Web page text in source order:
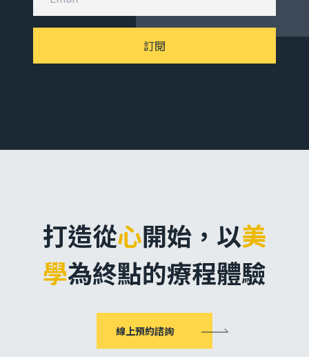
訂閱
打造從心開始， 以美
學為終點的療程體驗
線上預約諮詢